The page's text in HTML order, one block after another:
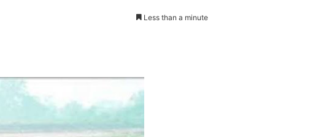
Less than a minute